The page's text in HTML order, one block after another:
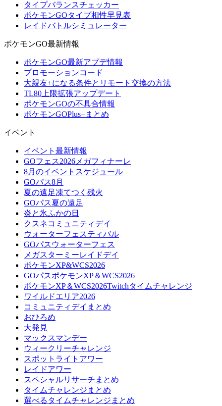
タイプバランスチェッカー
ポケモンGOタイプ相性早見表
レイドバトルシミュレーター
ポケモンGO最新情報
ポケモンGO最新アプデ情報
プロモーションコード
大親友+になる条件とリモート交換の方法
TL80上限拡張アップデート
ポケモンGOの不具合情報
ポケモンGOPlus+まとめ
イベント
イベント最新情報
GOフェス2026メガフィナーレ
8月のイベントスケジュール
GOパス8月
夏の遠足凍てつく残火
GOパス夏の遠足
炎と氷ふかの日
クスネコミュニティデイ
ウォーターフェスティバル
GOパスウォーターフェス
メガスターミーレイドデイ
ポケモンXP&WCS2026
GOパスポケモンXP＆WCS2026
ポケモンXP＆WCS2026Twitchタイムチャレンジ
ワイルドエリア2026
コミュニティデイまとめ
おひろめ
大発見
マックスマンデー
ウィークリーチャレンジ
スポットライトアワー
レイドアワー
スペシャルリサーチまとめ
タイムチャレンジまとめ
選べるタイムチャレンジまとめ